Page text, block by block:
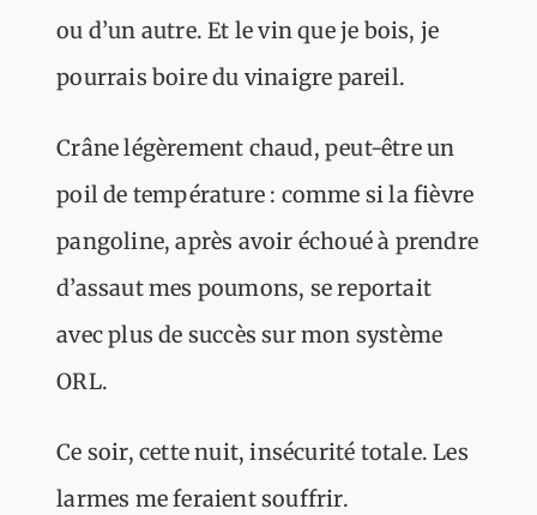
ou d’un autre. Et le vin que je bois, je
pourrais boire du vinaigre pareil.
Crâne légèrement chaud, peut-être un
poil de température : comme si la fièvre
pangoline, après avoir échoué à prendre
d’assaut mes poumons, se reportait
avec plus de succès sur mon système
ORL.
Ce soir, cette nuit, insécurité totale. Les
larmes me feraient souffrir.